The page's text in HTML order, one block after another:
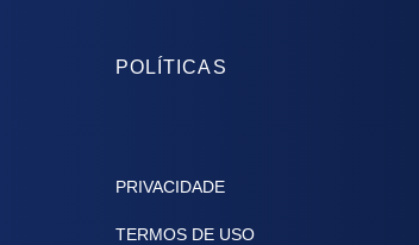
POLÍTICAS
PRIVACIDADE
TERMOS DE USO